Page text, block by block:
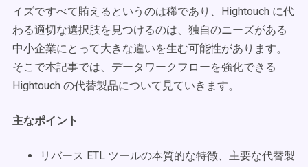
イズですべて賄えるというのは稀であり、Hightouch に代
わる適切な選択肢を見つけるのは、独自のニーズがある
中小企業にとって大きな違いを生む可能性があります。
そこで本記事では、データワークフローを強化できる
Hightouch の代替製品について見ていきます。
主なポイント
リバース ETL ツールの本質的な特徴、主要な代替製